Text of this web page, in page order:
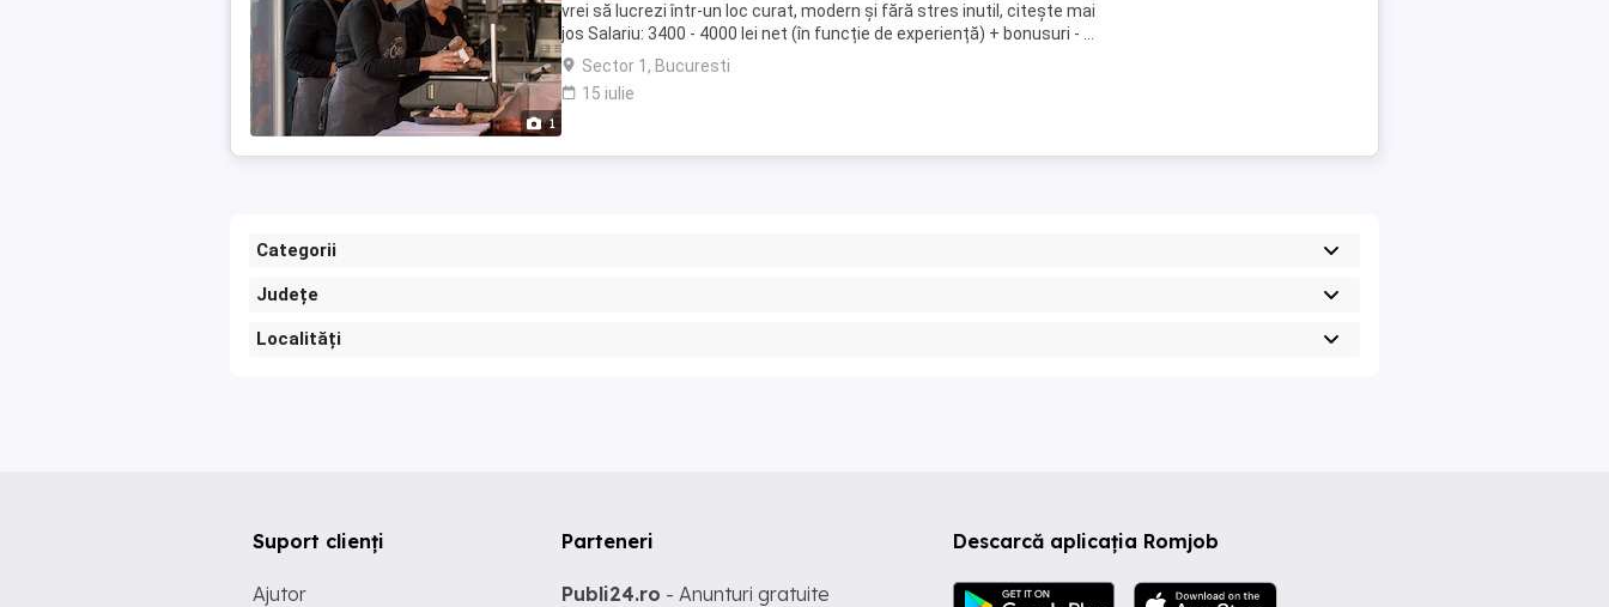
1
vrei să lucrezi într-un loc curat, modern și fără stres inutil, citește mai
jos Salariu: 3400 - 4000 lei net (în funcție de experiență) + bonusuri - ...
Sector 1, Bucuresti
15 iulie
Categorii
Județe
Localități
Descarcă aplicația Romjob
Suport clienți
Ajutor
Parteneri
Publi24.ro - Anunturi gratuite